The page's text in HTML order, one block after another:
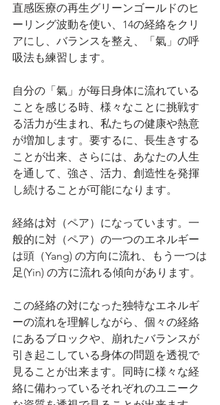
直感医療の再生グリーンゴールドのヒ
ーリング波動を使い、14の経絡をクリ
アにし、バランスを整え、「氣」の呼
吸法も練習します。
自分の「氣」が毎日身体に流れている
ことを感じる時、様々なことに挑戦す
る活力が生まれ、私たちの健康や熱意
が増加します。要するに、長生きする
ことが出来、さらには、あなたの人生
を通して、強さ、活力、創造性を発揮
し続けることが可能になります。
経絡は対（ペア）になっています。一
般的に対（ペア）の一つのエネルギー
は頭（Yang) の方向に流れ、もう一つは
足(Yin) の方に流れる傾向があります。
この経絡の対になった独特なエネルギ
ーの流れを理解しながら、個々の経絡
にあるブロックや、崩れたバランスが
引き起こしている身体の問題を透視で
見ることが出来ます。同時に様々な経
絡に備わっているそれぞれのユニーク